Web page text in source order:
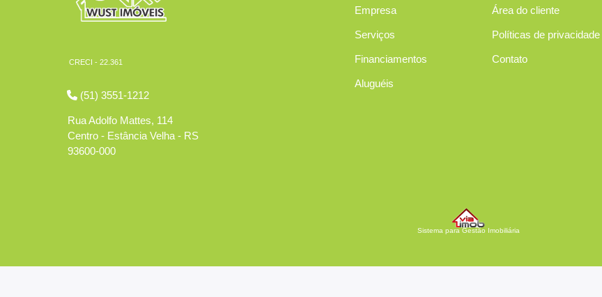
CRECI - 22.361
(51) 3551-1212
Rua Adolfo Mattes, 114
Centro - Estância Velha - RS
93600-000
Empresa
Serviços
Financiamentos
Aluguéis
Área do cliente
Políticas de privacidade
Contato
Sistema para Gestão Imobiliária